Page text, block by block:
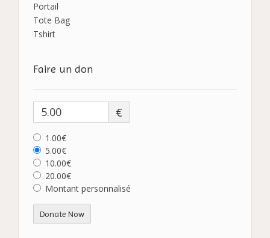
Portail
Tote Bag
Tshirt
Faire un don
€
1.00€
5.00€
10.00€
20.00€
Montant personnalisé
Donate Now